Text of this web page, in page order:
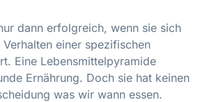
dann erfolgreich, wenn sie sich
einer spezifischen
Eine Lebensmittelpyramide
Ernährung. Doch sie hat keinen
was wir wann essen.